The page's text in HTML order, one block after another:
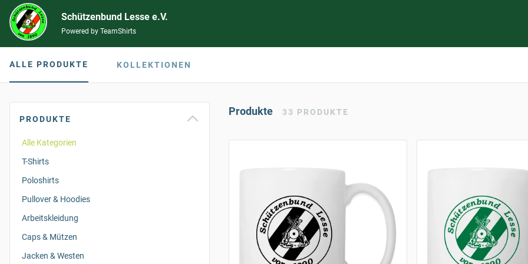
Schützenbund Lesse e.V.
Powered by TeamShirts
ALLE PRODUKTE KOLLEKTIONEN
PRODUKTE
Alle Kategorien
T-Shirts
Poloshirts
Pullover & Hoodies
Arbeitskleidung
Caps & Mützen
Jacken & Westen
Produkte 33 PRODUKTE